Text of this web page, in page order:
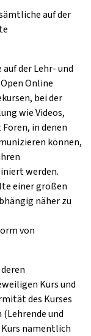
auf der
der Lehr- und
Online
bei der
wie Videos,
in denen
können,
werden.
einer großen
näher zu
von
Kurs und
des Kurses
und
namentlich